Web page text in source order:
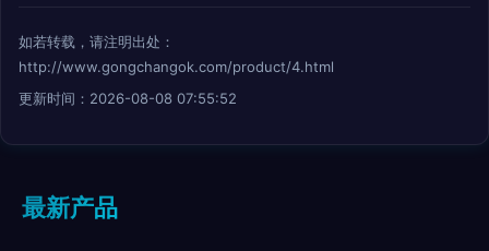
如若转载，请注明出处：
http://www.gongchangok.com/product/4.html
更新时间：2026-08-08 07:55:52
最新产品